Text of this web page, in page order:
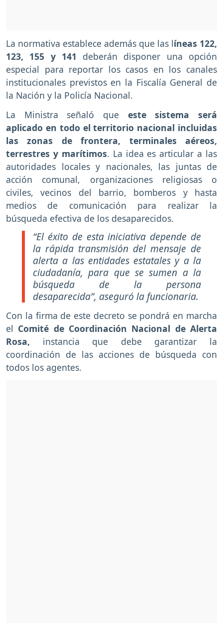
La normativa establece además que las líneas 122,
123, 155 y 141 deberán disponer una opción
especial para reportar los casos en los canales
institucionales previstos en la Fiscalía General de
la Nación y la Policía Nacional.
La Ministra señaló que este sistema será
aplicado en todo el territorio nacional incluidas
las zonas de frontera, terminales aéreos,
terrestres y marítimos. La idea es articular a las
autoridades locales y nacionales, las juntas de
acción comunal, organizaciones religiosas o
civiles, vecinos del barrio, bomberos y hasta
medios de comunicación para realizar la
búsqueda efectiva de los desaparecidos.
“El éxito de esta iniciativa depende de
la rápida transmisión del mensaje de
alerta a las entidades estatales y a la
ciudadanía, para que se sumen a la
búsqueda de la persona
desaparecida”, aseguró la funcionaria.
Con la firma de este decreto se pondrá en marcha
el Comité de Coordinación Nacional de Alerta
Rosa, instancia que debe garantizar la
coordinación de las acciones de búsqueda con
todos los agentes.